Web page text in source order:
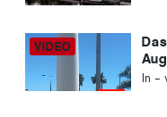
In -